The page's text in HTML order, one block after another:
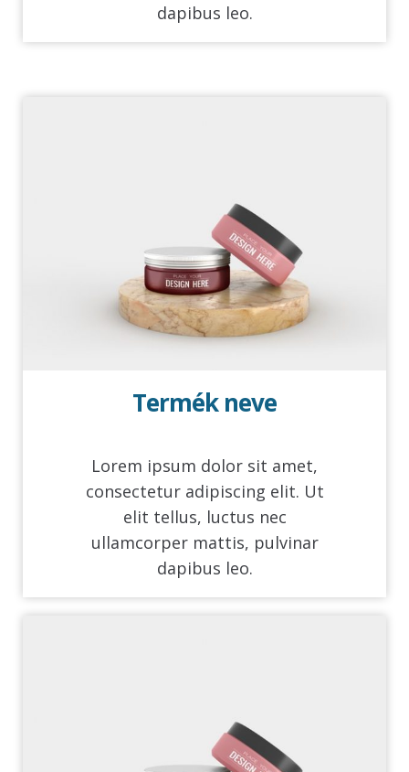
dapibus leo.
Termék neve
Lorem ipsum dolor sit amet,
consectetur adipiscing elit. Ut
elit tellus, luctus nec
ullamcorper mattis, pulvinar
dapibus leo.